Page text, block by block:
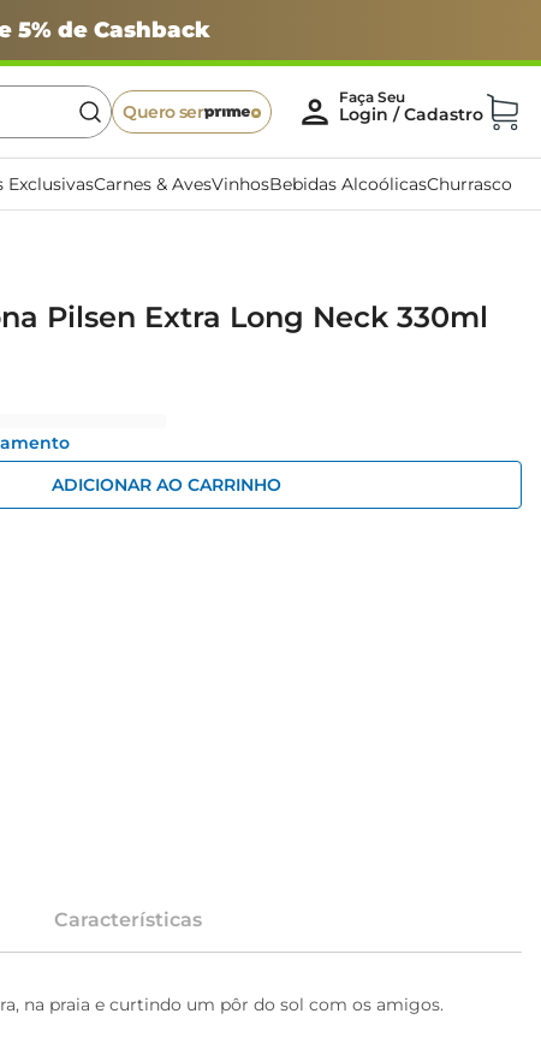
5% de Cashback
Quero ser
ExclusivasCarnes & AvesVinhosBebidas AlcoólicasChurrasco
Pilsen Extra Long Neck 330ml
ADICIONAR AO CARRINHO
Características
na praia e curtindo um pôr do sol com os amigos.